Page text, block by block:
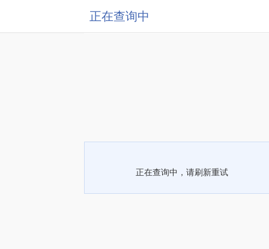
正在查询中
正在查询中，请刷新重试